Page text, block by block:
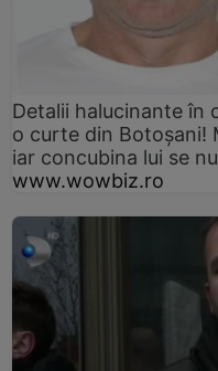
Detalii halucinante în
o curte din Botoșani!
iar concubina lui se
www.wowbiz.ro